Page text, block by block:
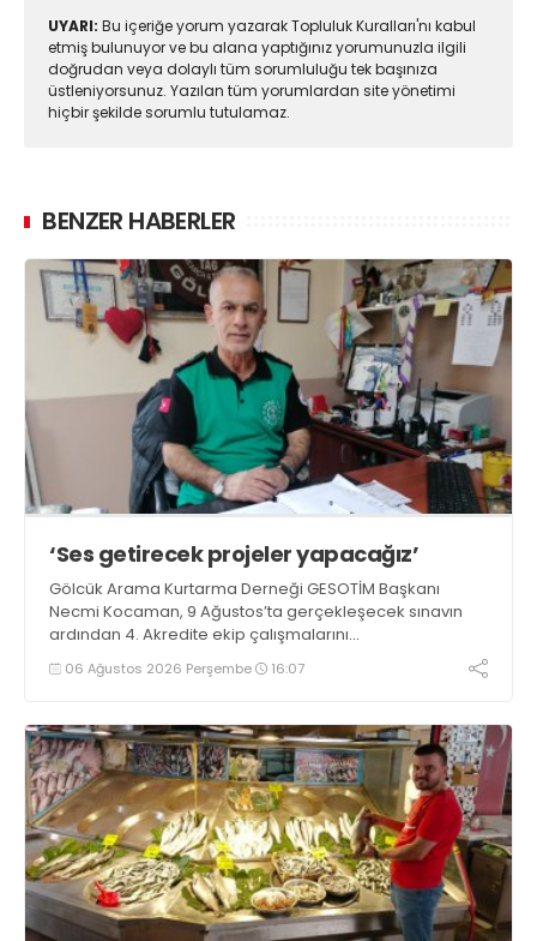
UYARI: Bu içeriğe yorum yazarak Topluluk Kuralları'nı kabul
etmiş bulunuyor ve bu alana yaptığınız yorumunuzla ilgili
doğrudan veya dolaylı tüm sorumluluğu tek başınıza
üstleniyorsunuz. Yazılan tüm yorumlardan site yönetimi
hiçbir şekilde sorumlu tutulamaz.
BENZER HABERLER
‘Ses getirecek projeler yapacağız’
Gölcük Arama Kurtarma Derneği GESOTİM Başkanı
Necmi Kocaman, 9 Ağustos’ta gerçekleşecek sınavın
ardından 4. Akredite ekip çalışmalarını
tamamlayacaklarını ifade ederek açıklamalarda
bulundu. Kocaman, “Gölcük’te ve Kocaeli genelinde ses
06 Ağustos 2026 Perşembe 16:07